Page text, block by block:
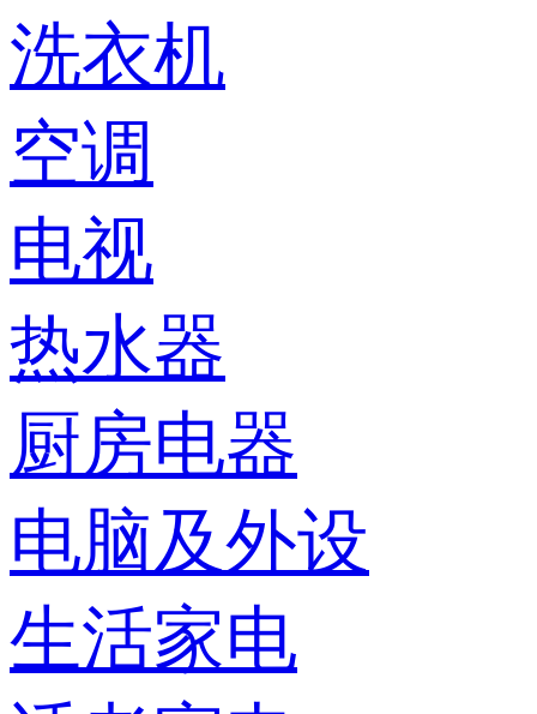
洗衣机
空调
电视
热水器
厨房电器
电脑及外设
生活家电